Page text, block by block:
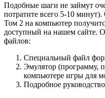
Подобные шаги не займут
потратите всего 5-10
Том 2 на компьютер
доступный на нашем сайте.
файлов:
Специальный файл
Эмулятор (программу,
компьютере игры для
Подробное